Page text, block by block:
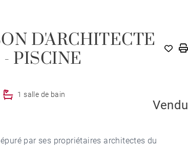
D'ARCHITECTE
PISCINE
1 salle de bain
Vendu
par ses propriétaires architectes du